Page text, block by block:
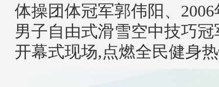
体操团体冠军郭伟阳、
男子自由式滑雪空中技巧
开幕式现场,点燃全民健身